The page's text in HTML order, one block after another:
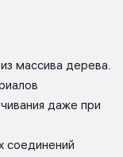
массива дерева.
даже при
соединений